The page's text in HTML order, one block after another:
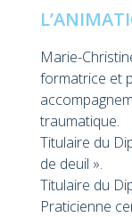
Marie-
formatrice et
traumatique.
Titulaire du
de deuil ».
Titulaire du
Praticienne